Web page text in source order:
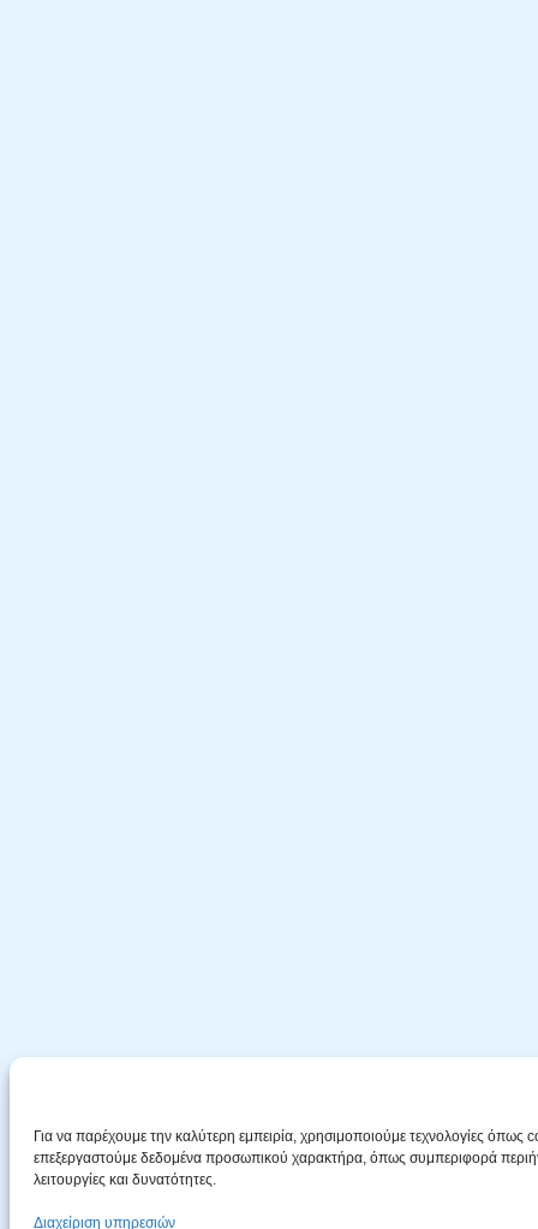
Για να παρέχουμε την καλύτερη εμπειρία, χρησιμοποιούμε τεχνολογίες
επεξεργαστούμε δεδομένα προσωπικού χαρακτήρα, όπως συμπεριφορά
λειτουργίες και δυνατότητες.
Διαχείριση υπηρεσιών